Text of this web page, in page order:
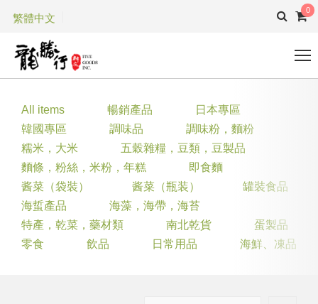
繁體中文
0
All items 暢銷產品
日本專區
韓國專區
調味品
調味粉，麵粉
糯米，大米
五穀雜糧，豆類，豆製品
麵條，粉絲，米粉，年糕
即食麵
酱菜（袋裝）
酱菜（瓶装）
罐裝食品
海蜇產品
海藻，海帶，海苔
特產，乾菜，藥材類
南北乾貨
蛋製品
零食
飲品 日常用品 海鮮、凍品